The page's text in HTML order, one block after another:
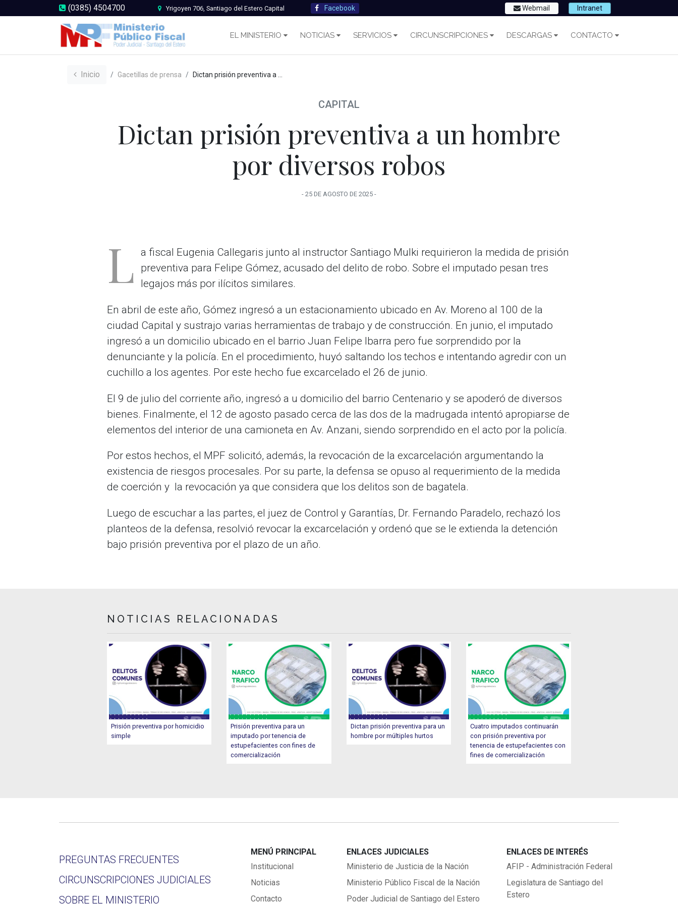
(0385) 4504700 Yrigoyen 706, Santiago del Estero Capital Facebook Webmail Intranet
EL MINISTERIO NOTICIAS SERVICIOS CIRCUNSCRIPCIONES DESCARGAS CONTACTO
Inicio Gacetillas de prensa Dictan prisión preventiva a un hombre por diversos robos
CAPITAL
Dictan prisión preventiva a un hombre
por diversos robos
- 25 DE AGOSTO DE 2025-
L a fiscal Eugenia Callegaris junto al instructor Santiago Mulki requirieron la medida de prisión
preventiva para Felipe Gómez, acusado del delito de robo. Sobre el imputado pesan tres
legajos más por ilícitos similares.
En abril de este año, Gómez ingresó a un estacionamiento ubicado en Av. Moreno al 100 de la
ciudad Capital y sustrajo varias herramientas de trabajo y de construcción. En junio, el imputado
ingresó a un domicilio ubicado en el barrio Juan Felipe Ibarra pero fue sorprendido por la
denunciante y la policía. En el procedimiento, huyó saltando los techos e intentando agredir con un
cuchillo a los agentes. Por este hecho fue excarcelado el 26 de junio.
El 9 de julio del corriente año, ingresó a u domicilio del barrio Centenario y se apoderó de diversos
bienes. Finalmente, el 12 de agosto pasado cerca de las dos de la madrugada intentó apropiarse de
elementos del interior de una camioneta en Av. Anzani, siendo sorprendido en el acto por la policía.
Por estos hechos, el MPF solicitó, además, la revocación de la excarcelación argumentando la
existencia de riesgos procesales. Por su parte, la defensa se opuso al requerimiento de la medida
de coerción y la revocación ya que considera que los delitos son de bagatela.
Luego de escuchar a las partes, el juez de Control y Garantías, Dr. Fernando Paradelo, rechazó los
planteos de la defensa, resolvió revocar la excarcelación y ordenó que se le extienda la detención
bajo prisión preventiva por el plazo de un año.
NOTICIAS RELACIONADAS
Prisión preventiva por homicidio
simple
Prisión preventiva para un
imputado por tenencia de
estupefacientes con fines de
comercialización
Dictan prisión preventiva para un
hombre por múltiples hurtos
Cuatro imputados continuarán
con prisión preventiva por
tenencia de estupefacientes con
fines de comercialización
PREGUNTAS FRECUENTES
CIRCUNSCRIPCIONES JUDICIALES
SOBRE EL MINISTERIO
MENÚ PRINCIPAL
Institucional
Noticias
Contacto
ENLACES JUDICIALES
Ministerio de Justicia de la Nación
Ministerio Público Fiscal de la Nación
Poder Judicial de Santiago del Estero
ENLACES DE INTERÉS
AFIP - Administración Federal
Legislatura de Santiago del
Estero